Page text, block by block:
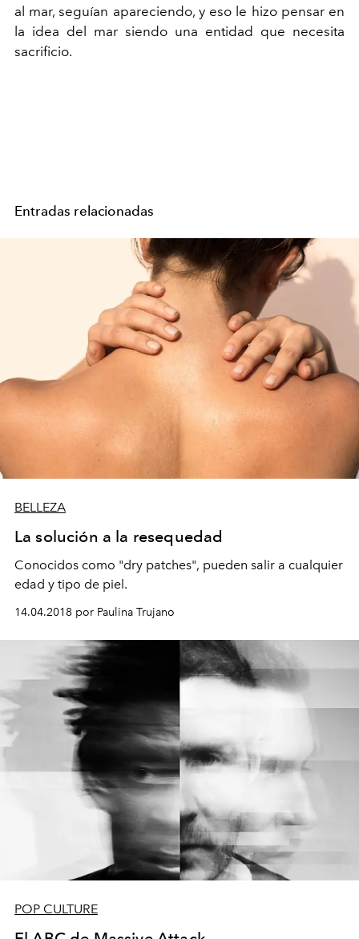
al mar, seguían apareciendo, y eso le hizo pensar en
la idea del mar siendo una entidad que necesita
sacrificio.
Entradas relacionadas
BELLEZA
La solución a la resequedad
Conocidos como "dry patches", pueden salir a cualquier
edad y tipo de piel.
14.04.2018 por Paulina Trujano
POP CULTURE